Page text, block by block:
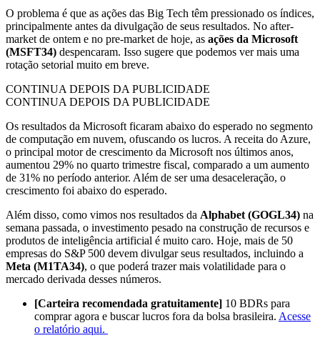
O problema é que as ações das Big Tech têm pressionado os índices,
principalmente antes da divulgação de seus resultados. No after-
market de ontem e no pre-market de hoje, as ações da Microsoft
(MSFT34) despencaram. Isso sugere que podemos ver mais uma
rotação setorial muito em breve.
CONTINUA DEPOIS DA PUBLICIDADE
CONTINUA DEPOIS DA PUBLICIDADE
Os resultados da Microsoft ficaram abaixo do esperado no segmento
de computação em nuvem, ofuscando os lucros. A receita do Azure,
o principal motor de crescimento da Microsoft nos últimos anos,
aumentou 29% no quarto trimestre fiscal, comparado a um aumento
de 31% no período anterior. Além de ser uma desaceleração, o
crescimento foi abaixo do esperado.
Além disso, como vimos nos resultados da Alphabet (GOGL34) na
semana passada, o investimento pesado na construção de recursos e
produtos de inteligência artificial é muito caro. Hoje, mais de 50
empresas do S&P 500 devem divulgar seus resultados, incluindo a
Meta (M1TA34), o que poderá trazer mais volatilidade para o
mercado derivada desses números.
[Carteira recomendada gratuitamente] 10 BDRs para
comprar agora e buscar lucros fora da bolsa brasileira. Acesse
o relatório aqui.